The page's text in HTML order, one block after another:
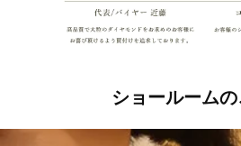
ショールーム